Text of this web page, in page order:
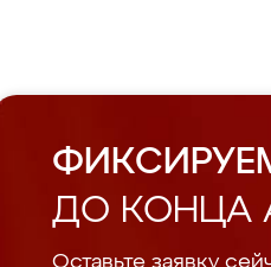
ДО КОНЦА
Оставьте заявку